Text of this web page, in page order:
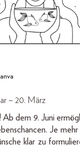
– 20. März
Ab dem 9. Juni
Je
klar zu